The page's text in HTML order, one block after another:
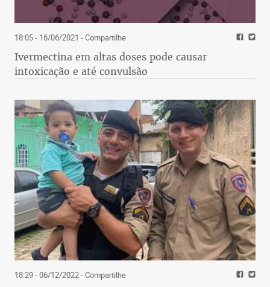
18:05 - 16/06/2021 - Compartilhe
Ivermectina em altas doses pode causar
intoxicação e até convulsão
18:29 - 06/12/2022- Compartilhe